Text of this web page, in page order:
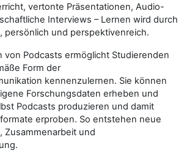
vertonte Präsentationen, Audio-
Interviews – Lernen wird durch
persönlich und perspektivenreich.
von Podcasts ermöglicht Studierenden
Form der
kennenzulernen. Sie können
Forschungsdaten erheben und
Podcasts produzieren und damit
erproben. So entstehen neue
Zusammenarbeit und